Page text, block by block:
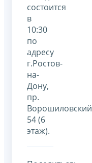
состоится
в
10:30
по
адресу
г.Ростов-
на-
Дону,
пр.
Ворошиловский
54 (6
этаж).